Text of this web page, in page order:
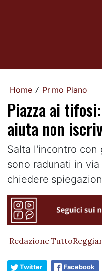
Home / Primo Piano
Piazza ai
aiuta non
Salta l'incontro con
sono radunati in
chiedere
Redazione
Twitter Facebook